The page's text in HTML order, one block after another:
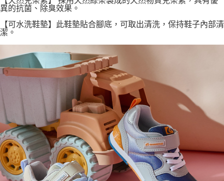
異的抗菌、除臭效果。
【可水洗鞋墊】此鞋墊貼合腳底，可取出清洗，保持鞋子內部清
潔。